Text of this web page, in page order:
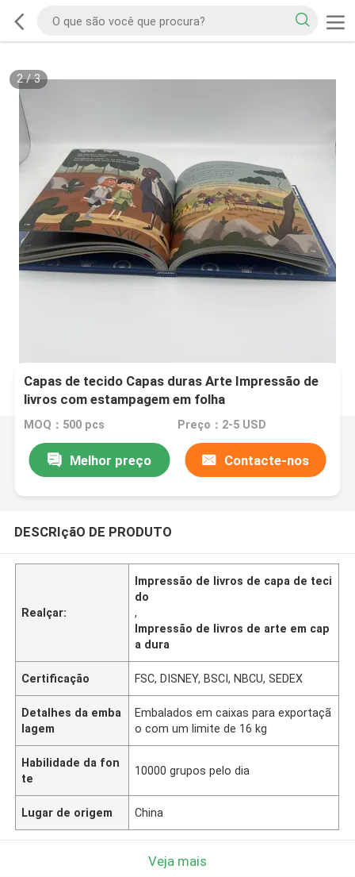
2/3
Capas de tecido Capas duras Arte Impressão de
livros com estampagem em folha
MOQ：500 pcs Preço：2-5 USD
Melhor preço Contacte-nos
DESCRIçãO DE PRODUTO
Realçar:
Impressão de livros de capa de teci
do
,
Impressão de livros de arte em cap
a dura
Certificação FSC, DISNEY, BSCI, NBCU, SEDEX
Detalhes da emba
lagem
Embalados em caixas para exportaçã
o com um limite de 16 kg
Habilidade da fon
te
10000 grupos pelo dia
Lugar de origem China
Veja mais